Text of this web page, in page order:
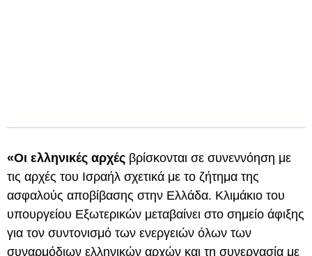
«Οι ελληνικές αρχές βρίσκονται σε συνεννόηση με
τις αρχές του Ισραήλ σχετικά με το ζήτημα της
ασφαλούς αποβίβασης στην Ελλάδα. Κλιμάκιο του
υπουργείου Εξωτερικών μεταβαίνει στο σημείο άφιξης
για τον συντονισμό των ενεργειών όλων των
συναρμόδιων ελληνικών αρχών και τη συνεργασία με